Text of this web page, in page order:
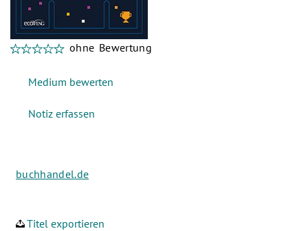
ohne Bewertung
buchhandel.de
Titel exportieren